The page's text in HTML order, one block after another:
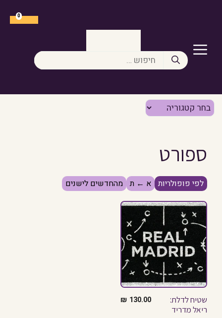
חיפוש:
0
תפריט
ספורט
לפי פופולריות א ← ת מהחדשים לישנים
שטיח לדלת:
ריאל מדריד
130.00
₪